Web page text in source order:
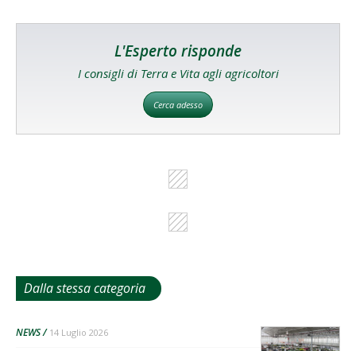
L'Esperto risponde
I consigli di Terra e Vita agli agricoltori
Cerca adesso
Dalla stessa categoria
NEWS 14 Luglio 2026